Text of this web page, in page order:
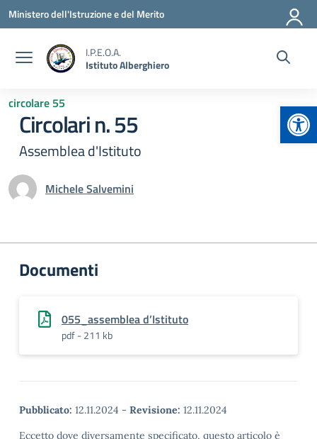
Vai ai contenuti
Vai al menu di navigazione
Vai al footer
Ministero dell'Istruzione e del Merito
I.P.E.O.A.
Istituto Alberghiero
circolare 55
Circolari n. 55
Assemblea d'Istituto
Michele Salvemini
Documenti
055_assemblea d’Istituto
pdf - 211 kb
Pubblicato: 12.11.2024 - Revisione: 12.11.2024
Eccetto dove diversamente specificato, questo articolo è